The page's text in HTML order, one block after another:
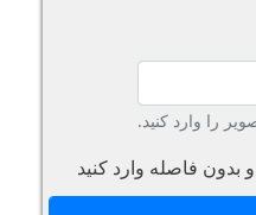
را وارد کنید.
فاصله وارد کنید